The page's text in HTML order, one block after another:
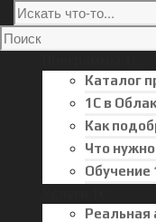
Каталог
1С в
Как
Что
Обучение
Реальная